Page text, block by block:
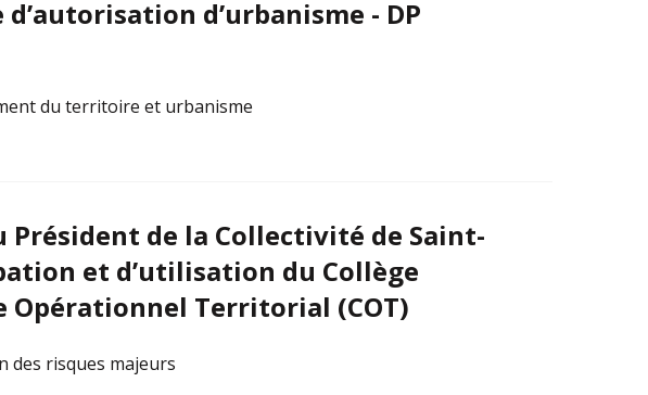
d’autorisation d’urbanisme - DP
du territoire et urbanisme
Président de la Collectivité de Saint-
et d’utilisation du Collège
Opérationnel Territorial (COT)
des risques majeurs